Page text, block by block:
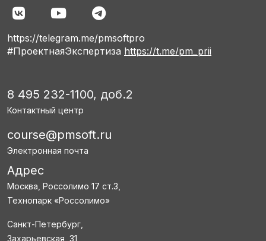
https://telegram.me/pmsoftpro
#ПроектнаяЭкспертиза https://t.me/pm_prii
8 495 232-1100, доб.2
Контактный центр
course@pmsoft.ru
Электронная почта
Адрес
Москва, Россолимо 17 ст.3,
Технопарк «Россолимо»
Санкт-Петербург,
Захарьевская, 31